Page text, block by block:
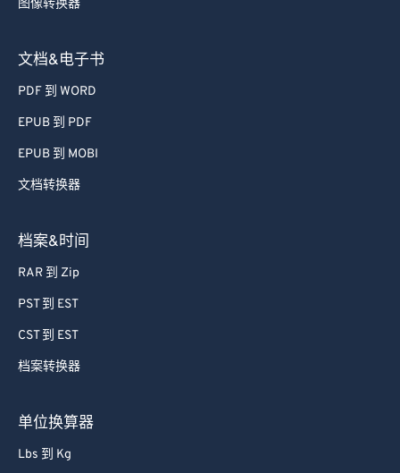
图像转换器
文档&电子书
PDF 到 WORD
EPUB 到 PDF
EPUB 到 MOBI
文档转换器
档案&时间
RAR 到 Zip
PST 到 EST
CST 到 EST
档案转换器
单位换算器
Lbs 到 Kg